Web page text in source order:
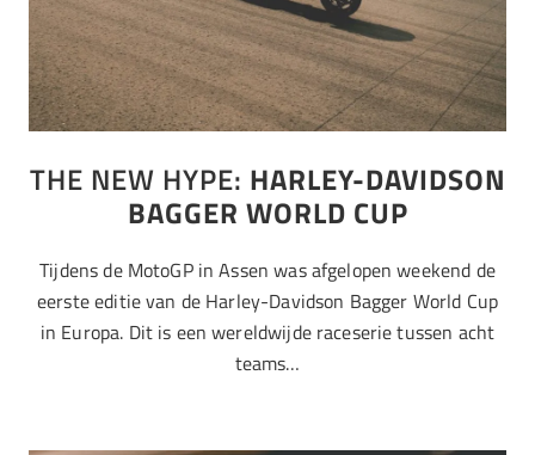
THE NEW HYPE: HARLEY-DAVIDSON
BAGGER WORLD CUP
Tijdens de MotoGP in Assen was afgelopen weekend de
eerste editie van de Harley-Davidson Bagger World Cup
in Europa. Dit is een wereldwijde raceserie tussen acht
teams…